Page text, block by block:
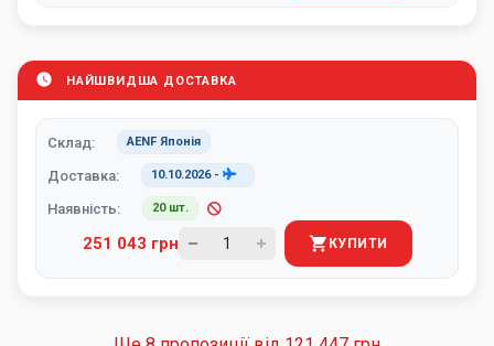
НАЙШВИДША ДОСТАВКА
Склад: AENF Японія
Доставка: 10.10.2026-
Наявність: 20 шт.
251 043 грн КУПИТИ